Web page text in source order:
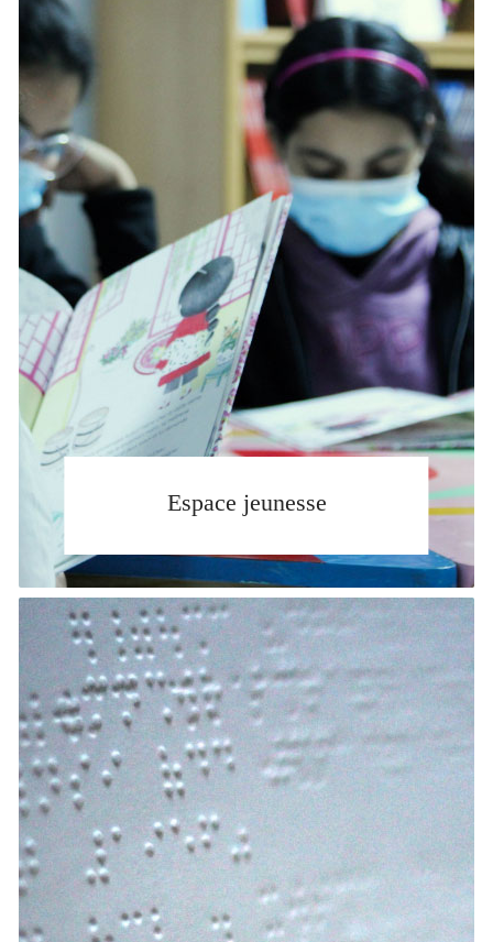
Espace jeunesse